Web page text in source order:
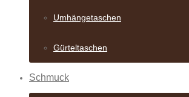
Umhängetaschen
Gürteltaschen
Schmuck